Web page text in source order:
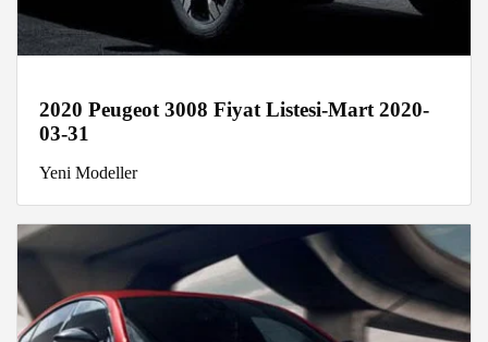
2020 Peugeot 3008 Fiyat Listesi-Mart 2020-
03-31
Yeni Modeller